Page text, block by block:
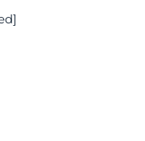
[email protected]